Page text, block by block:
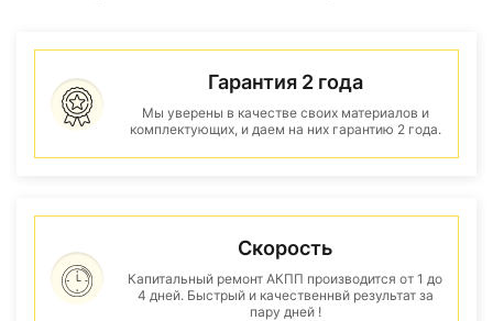
Гарантия 2 года
Мы уверены в качестве своих материалов и
комплектующих, и даем на них гарантию 2 года.
Скорость
Капитальный ремонт АКПП производится от 1 до
4 дней. Быстрый и качественнвй результат за
пару дней !